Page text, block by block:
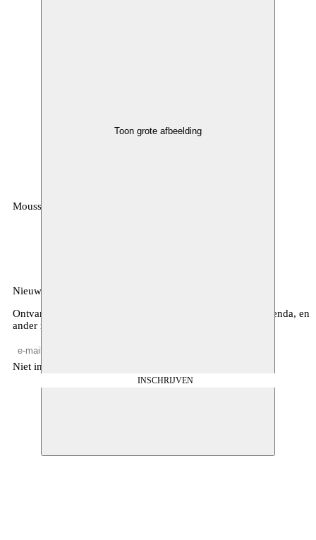
Toon grote afbeelding
Moussem
Nieuwsbrief
Ontvang maandelijkse updates over ons programma, de agenda, en
ander nieuws
Niet invullen
INSCHRIJVEN